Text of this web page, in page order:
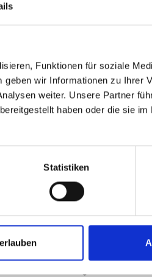
Funktionen für soziale
wir Informationen zu Ihrer
weiter. Unsere Partner
haben oder die sie
Statistiken
zur
Sie bitte eine kurze Mail an
Erhalt zurücksenden. Bitte
Pakete grundsätzlich
vorgefertigt sind und für
Bedürfnisse des
wir im Anschluss keine
der Lieferung entfernt